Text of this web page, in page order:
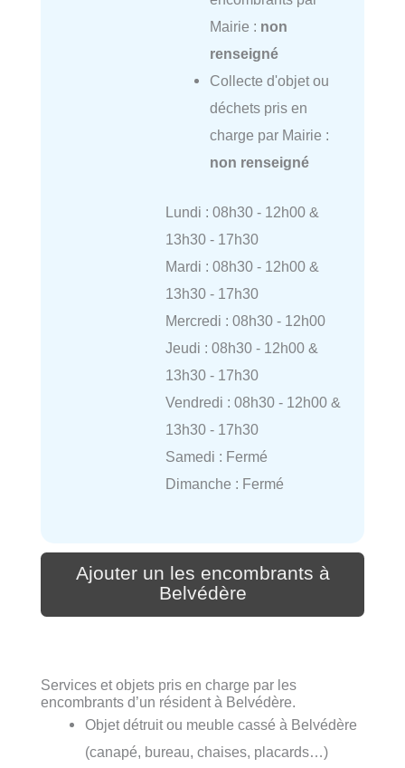
Mairie : non
renseigné
Collecte d'objet ou
déchets pris en
charge par Mairie :
non renseigné
Lundi : 08h30 - 12h00 &
13h30 - 17h30
Mardi : 08h30 - 12h00 &
13h30 - 17h30
Mercredi : 08h30 - 12h00
Jeudi : 08h30 - 12h00 &
13h30 - 17h30
Vendredi : 08h30 - 12h00 &
13h30 - 17h30
Samedi : Fermé
Dimanche : Fermé
Ajouter un les encombrants à
Belvédère
Services et objets pris en charge par les
encombrants d’un résident à Belvédère.
Objet détruit ou meuble cassé à Belvédère
(canapé, bureau, chaises, placards…)